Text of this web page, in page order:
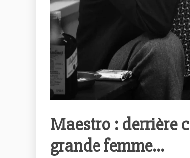
Maestro : derrière
grande femme…